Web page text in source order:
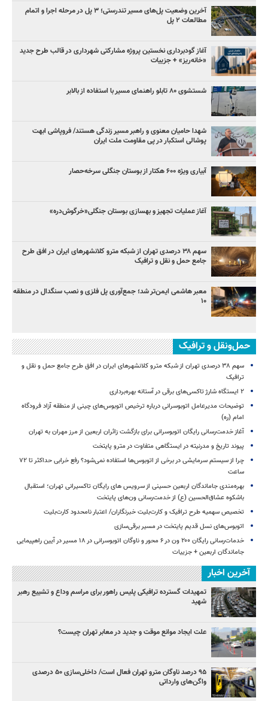
آخرین وضعیت پل‌های مسیر تندرستی؛ ۳ پل در مرحله اجرا و اتمام
مطالعات ۲ پل
آغاز گودبرداری نخستین پروژه مشارکتی شهرداری در قالب طرح جدید
«خانه‌ریز» + جزییات
شستشوی ۸۰ تابلو راهنمای مسیر با استفاده از بالابر
شهدا حامیان معنوی و راهبر مسیر زندگی هستند/ فروپاشی ابهت
پوشالی استکبار در پی مقاومت ملت ایران
آبیاری ویژه ۶۰۰ هکتار از بوستان جنگلی سرخه‌حصار
آغاز عملیات تجهیز و بهسازی بوستان جنگلی«خرگوش‌دره»
سهم ۳۸ درصدی تهران از شبکه مترو کلانشهرهای ایران در افق طرح
جامع حمل و نقل و ترافیک
معبر هاشمی ایمن‌تر شد؛ جمع‌آوری پل فلزی و نصب سنگدال در منطقه
۱۰
حمل‌ونقل و ترافیک
سهم ۳۸ درصدی تهران از شبکه مترو کلانشهرهای ایران در افق طرح جامع حمل و نقل و
ترافیک
۲ ایستگاه شارژ تاکسی‌های برقی در آستانه بهره‌برداری
توضیحات مدیرعامل اتوبوسرانی درباره ترخیص اتوبوس‌های چینی از منطقه آزاد فرودگاه
امام (ره)
آغاز خدمت‌رسانی رایگان اتوبوسرانی برای بازگشت زائران اربعین از مرز مهران به تهران
پیوند تاریخ و مدرنیته در ایستگاهی متفاوت در مترو پایتخت
چرا از سیستم سرمایشی در برخی از اتوبوس‌ها استفاده نمی‌شود؟ رفع خرابی حداکثر تا ۷۲
ساعت
بهره‌مندی جاماندگان اربعین حسینی از سرویس‌ های رایگان تاکسیرانی تهران؛ استقبال
باشکوه عشاق‌الحسین (ع) از خدمت‌رسانی ون‌های پایتخت
تخصیص سهمیه طرح ترافیک و کارت‌بلیت خبرنگاران/ اعتبار نامحدود کارت‌بلیت
اتوبوس‌های نسل قدیم پایتخت در مسیر برقی‌سازی
خدمات‌رسانی رایگان ۲۰۰ ون در ۶ محور و ناوگان اتوبوسرانی در ۱۸ مسیر در آیین راهپیمایی
جاماندگان اربعین + جزییات
آخرین اخبار
تمهیدات گسترده ترافیکی پلیس راهور برای مراسم وداع و تشییع رهبر
شهید
علت ایجاد موانع موقت و جدید در معابر تهران چیست؟
۹۵ درصد ناوگان مترو تهران فعال است/ داخلی‌سازی ۵۰ درصدی
واگن‌های وارداتی